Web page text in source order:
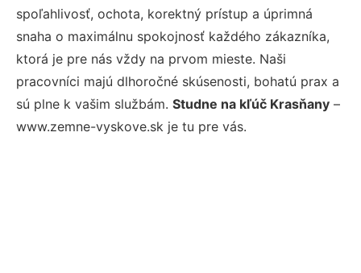
spoľahlivosť, ochota, korektný prístup a úprimná
snaha o maximálnu spokojnosť každého zákazníka,
ktorá je pre nás vždy na prvom mieste. Naši
pracovníci majú dlhoročné skúsenosti, bohatú prax a
sú plne k vašim službám. Studne na kľúč Krasňany –
www.zemne-vyskove.sk je tu pre vás.